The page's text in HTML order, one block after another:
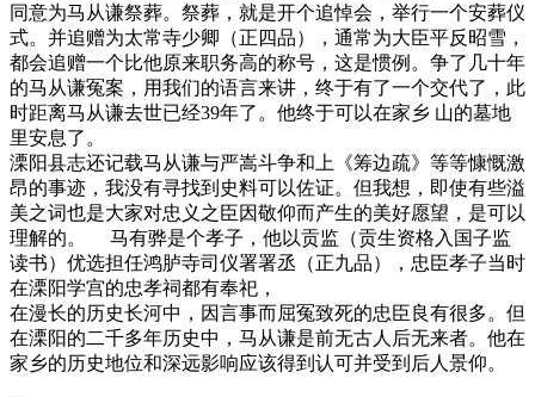
同意为马从谦祭葬。祭葬，就是开个追悼会，举行一个安葬仪
式。并追赠为太常寺少卿（正四品），通常为大臣平反昭雪，
都会追赠一个比他原来职务高的称号，这是惯例。争了几十年
的马从谦冤案，用我们的语言来讲，终于有了一个交代了，此
时距离马从谦去世已经39年了。他终于可以在家乡 山的墓地
里安息了。
溧阳县志还记载马从谦与严嵩斗争和上《筹边疏》等等慷慨激
昂的事迹，我没有寻找到史料可以佐证。但我想，即使有些溢
美之词也是大家对忠义之臣因敬仰而产生的美好愿望，是可以
理解的。 马有骅是个孝子，他以贡监（贡生资格入国子监
读书）优选担任鸿胪寺司仪署署丞（正九品），忠臣孝子当时
在溧阳学宫的忠孝祠都有奉祀，
在漫长的历史长河中，因言事而屈冤致死的忠臣良有很多。但
在溧阳的二千多年历史中，马从谦是前无古人后无来者。他在
家乡的历史地位和深远影响应该得到认可并受到后人景仰。